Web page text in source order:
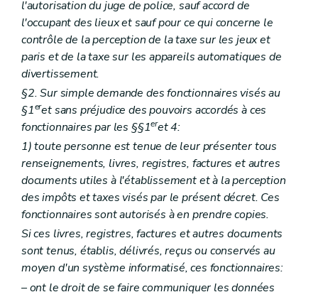
l'autorisation du juge de police, sauf accord de
l'occupant des lieux et sauf pour ce qui concerne le
contrôle de la perception de la taxe sur les jeux et
paris et de la taxe sur les appareils automatiques de
divertissement.
§2. Sur simple demande des fonctionnaires visés au
§1eret sans préjudice des pouvoirs accordés à ces
fonctionnaires par les §§1eret 4:
1) toute personne est tenue de leur présenter tous
renseignements, livres, registres, factures et autres
documents utiles à l'établissement et à la perception
des impôts et taxes visés par le présent décret. Ces
fonctionnaires sont autorisés à en prendre copies.
Si ces livres, registres, factures et autres documents
sont tenus, établis, délivrés, reçus ou conservés au
moyen d'un système informatisé, ces fonctionnaires:
– ont le droit de se faire communiquer les données